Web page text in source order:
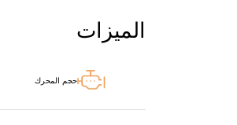
الميزات
حجم المحرك